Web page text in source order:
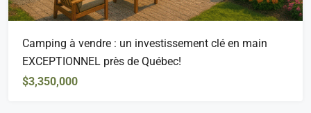
Camping à vendre : un investissement clé en main
EXCEPTIONNEL près de Québec!
$3,350,000